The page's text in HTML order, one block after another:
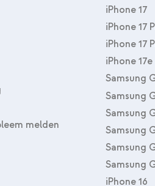
melden
iPhone 17
iPhone 17
iPhone 17
iPhone 17e
Samsung
Samsung
Samsung
Samsung
Samsung
Samsung
iPhone 16